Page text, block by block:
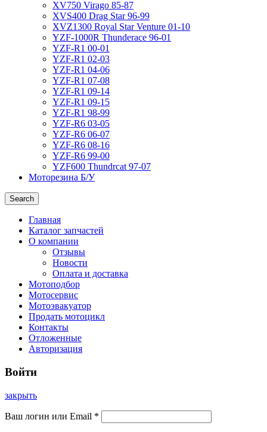
XV750 Virago 85-87
XVS400 Drag Star 96-99
XVZ1300 Royal Star Venture 01-10
YZF-1000R Thunderace 96-01
YZF-R1 00-01
YZF-R1 02-03
YZF-R1 04-06
YZF-R1 07-08
YZF-R1 09-14
YZF-R1 09-15
YZF-R1 98-99
YZF-R6 03-05
YZF-R6 06-07
YZF-R6 08-16
YZF-R6 99-00
YZF600 Thundrcat 97-07
Моторезина Б/У
Search
Главная
Каталог запчастей
О компании
Отзывы
Новости
Оплата и доставка
Мотоподбор
Мотосервис
Мотоэвакуатор
Продать мотоцикл
Контакты
Отложенные
Авторизация
Войти
закрыть
Ваш логин или Email *